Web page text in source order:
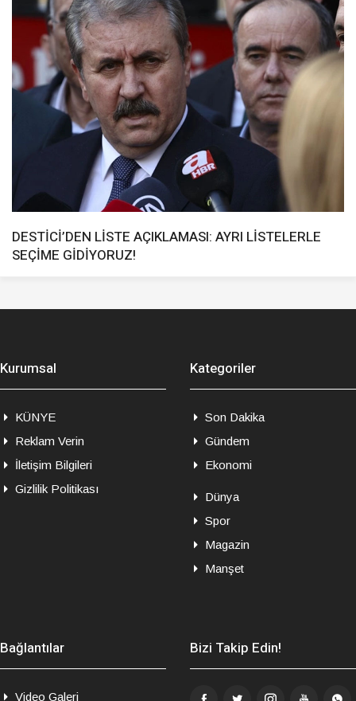
DESTİCİ’DEN LİSTE AÇIKLAMASI: AYRI LİSTELERLE
SEÇİME GİDİYORUZ!
Kurumsal
KÜNYE
Reklam Verin
İletişim Bilgileri
Gizlilik Politikası
Kategoriler
Son Dakika
Gündem
Ekonomi
Dünya
Spor
Magazin
Manşet
Bağlantılar
Video Galeri
Bizi Takip Edin!